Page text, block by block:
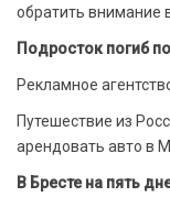
обратить внимание
Подросток погиб
Рекламное
Путешествие из
арендовать авто в
В Бресте на пять